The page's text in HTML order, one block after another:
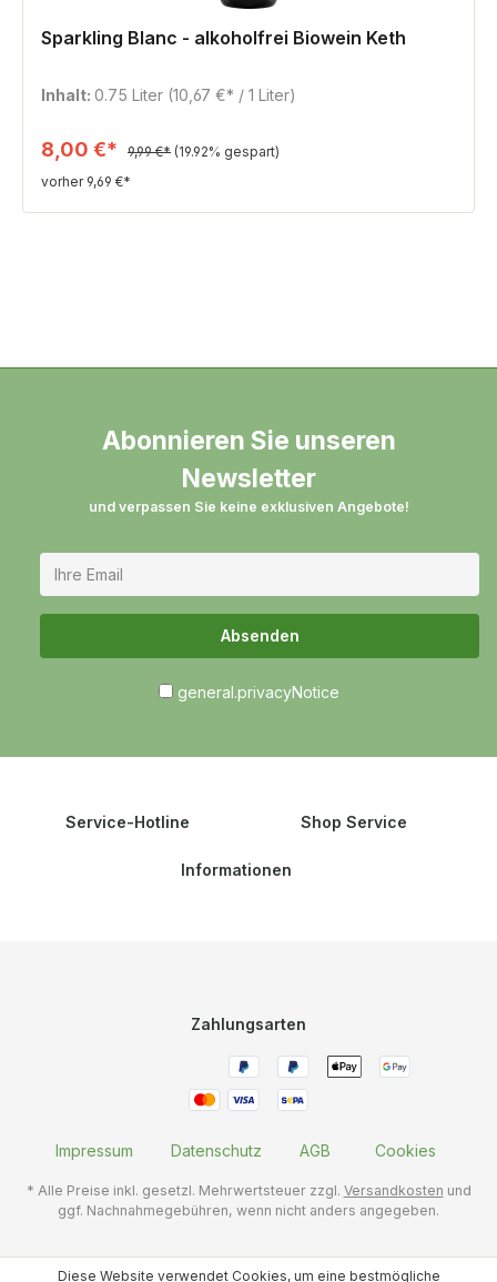
Sparkling Blanc - alkoholfrei Biowein Keth
Inhalt: 0.75 Liter (10,67 €* / 1 Liter)
8,00 €* 9,99 €* (19.92% gespart)
vorher 9,69 €*
Abonnieren Sie unseren
Newsletter
und verpassen Sie keine exklusiven Angebote!
Absenden
general.privacyNotice
Service-Hotline Shop Service
Informationen
Zahlungsarten
Impressum Datenschutz AGB Cookies
* Alle Preise inkl. gesetzl. Mehrwertsteuer zzgl. Versandkosten und
ggf. Nachnahmegebühren, wenn nicht anders angegeben.
Diese Website verwendet Cookies, um eine bestmögliche